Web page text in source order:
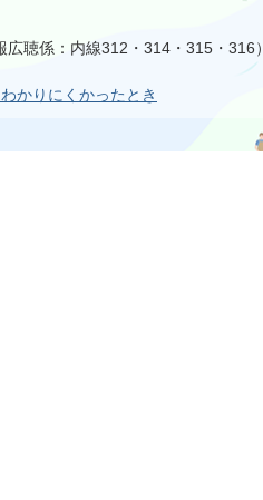
聴係：内線312・314・315・316）
かりにくかったとき